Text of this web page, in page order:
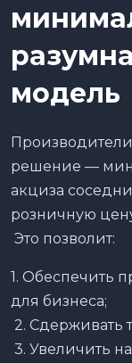
модель
решение —
акциза
розничную
Это позволит:
1. Обеспечить
для бизнеса;
2. Сдерживать
3. Увеличить